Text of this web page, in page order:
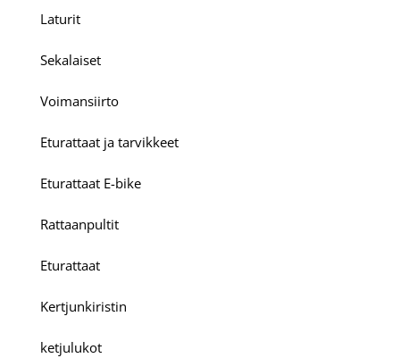
Laturit
Sekalaiset
Voimansiirto
Eturattaat ja tarvikkeet
Eturattaat E-bike
Rattaanpultit
Eturattaat
Kertjunkiristin
ketjulukot